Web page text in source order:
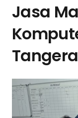
Jasa